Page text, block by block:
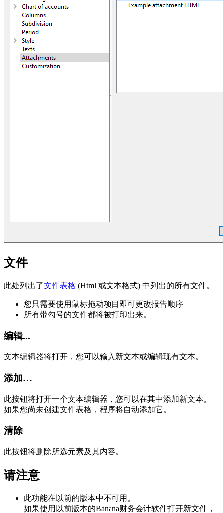
文件
此处列出了文件表格 (Html 或文本格式) 中列出的所有文件。
您只需要使用鼠标拖动项目即可更改报告顺序
所有带勾号的文件都将被打印出来。
编辑...
文本编辑器将打开，您可以输入新文本或编辑现有文本。
添加…
此按钮将打开一个文本编辑器，您可以在其中添加新文本。
如果您尚未创建文件表格，程序将自动添加它。
清除
此按钮将删除所选元素及其内容。
请注意
此功能在以前的版本中不可用。
如果使用以前版本的Banana财务会计软件打开新文件，